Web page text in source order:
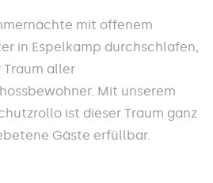
mit offenem
in Espelkamp durchschlafen,
Traum aller
Mit unserem
ist dieser Traum ganz
Gäste erfüllbar.